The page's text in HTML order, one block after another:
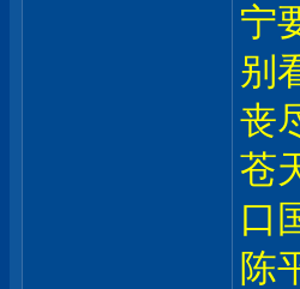
宁
别
丧
苍
口
陈